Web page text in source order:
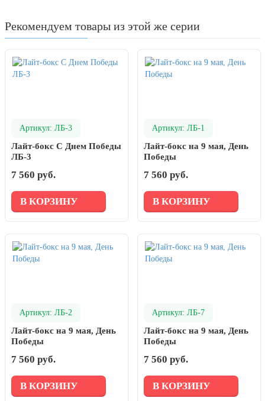
День ВМФ (последнее воскресенье
28 июля, День Крещения Руси
Рекомендуем товары из этой же серии
Артикул: ЛБ-3
Лайт-бокс С Днем Победы
ЛБ-3
7 560 руб.
В КОРЗИНУ
Артикул: ЛБ-1
Лайт-бокс на 9 мая, День
Победы
7 560 руб.
В КОРЗИНУ
Артикул: ЛБ-2
Лайт-бокс на 9 мая, День
Победы
7 560 руб.
В КОРЗИНУ
Артикул: ЛБ-7
Лайт-бокс на 9 мая, День
Победы
7 560 руб.
В КОРЗИНУ